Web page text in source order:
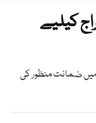
کیلیے
ضمانت منظور کی